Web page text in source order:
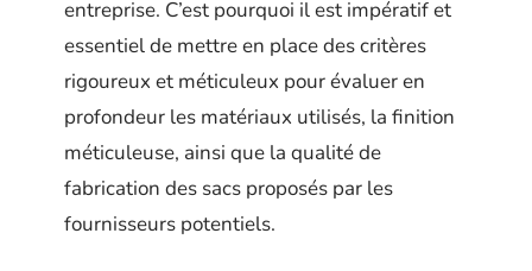
entreprise. C’est pourquoi il est impératif et
essentiel de mettre en place des critères
rigoureux et méticuleux pour évaluer en
profondeur les matériaux utilisés, la finition
méticuleuse, ainsi que la qualité de
fabrication des sacs proposés par les
fournisseurs potentiels.